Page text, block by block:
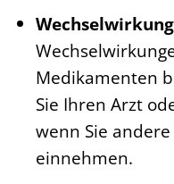
Medikamenten
Sie Ihren Arzt
wenn Sie
einnehmen.